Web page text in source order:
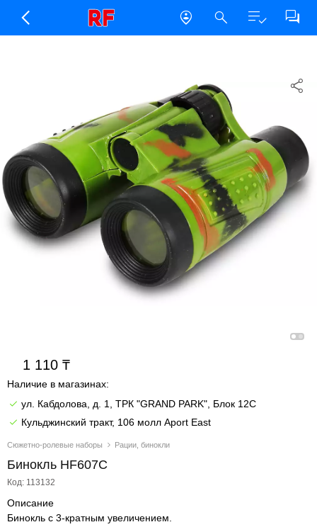
Сюжетно-ролевые наборы Рации, бинокли
Бинокль HF607C
Код: 113132
1 110
Наличие в магазинах:
ул. Кабдолова, д. 1, ТРК "GRAND PARK", Блок 12C
Кульджинский тракт, 106 молл Aport East
Описание
Бинокль с 3-кратным увеличением.